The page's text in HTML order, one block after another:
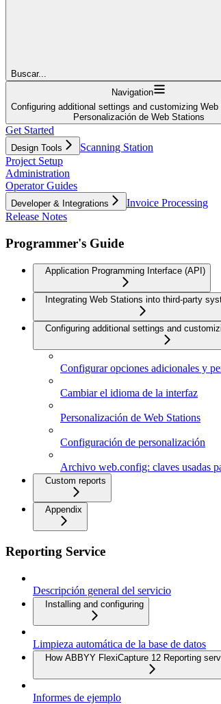
Buscar...
Navigation
Configuring additional settings and customizing Web
Personalización de Web Stations
Get Started
Design Tools
Scanning Station
Project Setup
Administration
Operator Guides
Developer & Integrations
Invoice Processing
Release Notes
Programmer's Guide
Application Programming Interface (API)
Integrating Web Stations into third-party
Configuring additional settings and
Configurar opciones adicionales y
Cambiar el idioma de la interfaz
Personalización de Web Stations
Configuración de personalización
Archivo web.config: claves usadas
Custom reports
Appendix
Reporting Service
Descripción general del servicio
Installing and configuring
Limpieza automática de la base de datos
How ABBYY FlexiCapture 12 Reporting
Informes de ejemplo